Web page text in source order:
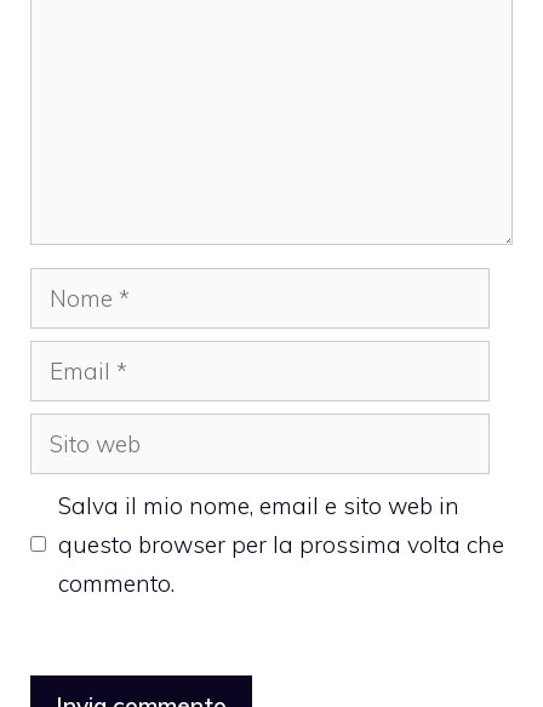
Nome
Email
Sito
web
Salva il mio nome, email e sito web in
questo browser per la prossima volta che
commento.